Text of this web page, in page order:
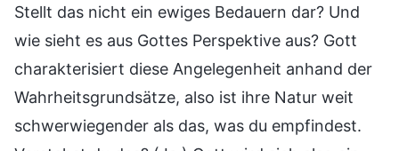
Stellt das nicht ein ewiges Bedauern dar? Und
wie sieht es aus Gottes Perspektive aus? Gott
charakterisiert diese Angelegenheit anhand der
Wahrheitsgrundsätze, also ist ihre Natur weit
schwerwiegender als das, was du empfindest.